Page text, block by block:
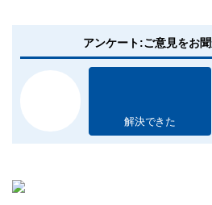
アンケート:ご意見をお
解決できた